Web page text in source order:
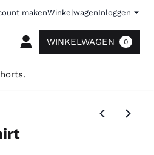
makenWinkelwagenInloggen
WINKELWAGEN 0